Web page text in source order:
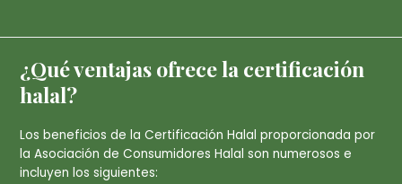
¿Qué ventajas ofrece la certificación
halal?
Los beneficios de la Certificación Halal proporcionada por
la Asociación de Consumidores Halal son numerosos e
incluyen los siguientes: